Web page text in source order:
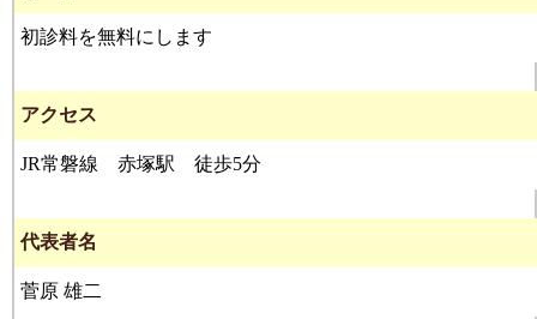
初診料を無料にします
アクセス
JR常磐線 赤塚駅 徒歩5分
代表者名
菅原 雄二